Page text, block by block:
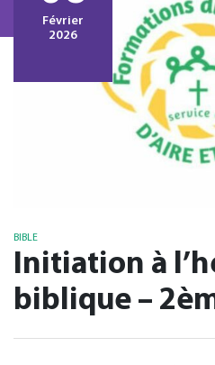
Février
2026
BIBLE
Initiation à
biblique –